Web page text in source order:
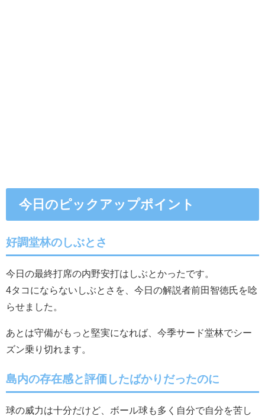
今日のピックアップポイント
好調堂林のしぶとさ
今日の最終打席の内野安打はしぶとかったです。
4タコにならないしぶとさを、今日の解説者前田智徳氏を唸
らせました。
あとは守備がもっと堅実になれば、今季サード堂林でシー
ズン乗り切れます。
島内の存在感と評価したばかりだったのに
球の威力は十分だけど、ボール球も多く自分で自分を苦し